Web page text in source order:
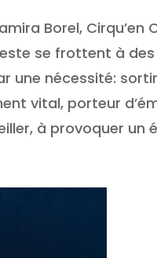
Borel,
se frottent à
nécessité:
vital, porteur
à provoquer un